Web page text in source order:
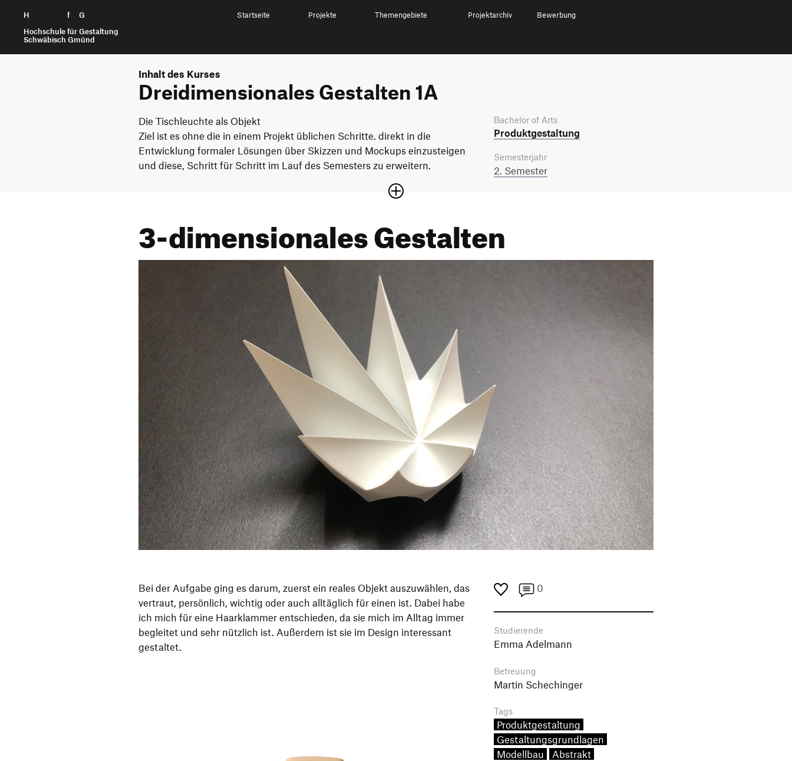
H f
G
Hochschule für Gestaltung
Schwäbisch Gmünd
Zum Seiteninhalt springen Startseite Projekte Themengebiete Projektarchiv Bewerbung
Inhalt des Kurses
Dreidimensionales Gestalten 1A
Die Tischleuchte als Objekt
Ziel ist es ohne die in einem Projekt üblichen Schritte. direkt in die
Entwicklung formaler Lösungen über Skizzen und Mockups einzusteigen
und diese, Schritt für Schritt im Lauf des Semesters zu erweitern.
Bachelor of Arts
Produkt­gestaltung
Semesterjahr
2. Semester
3-dimensionales Gestalten
Bei der Aufgabe ging es darum, zuerst ein reales Objekt auszuwählen, das
vertraut, persönlich, wichtig oder auch alltäglich für einen ist. Dabei habe
ich mich für eine Haarklammer entschieden, da sie mich im Alltag immer
begleitet und sehr nützlich ist. Außerdem ist sie im Design interessant
gestaltet.
0
Studierende
Emma Adelmann
Betreuung
Martin Schechinger
Tags
Produktgestaltung
Gestaltungsgrundlagen
Modellbau
Abstrakt